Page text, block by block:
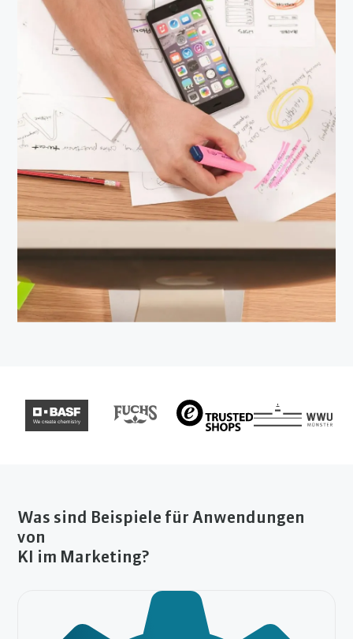
Was sind Beispiele für Anwendungen
von
KI im Marketing?